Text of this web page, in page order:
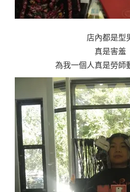
店內都是型
真是害羞
為我一個人真是勞